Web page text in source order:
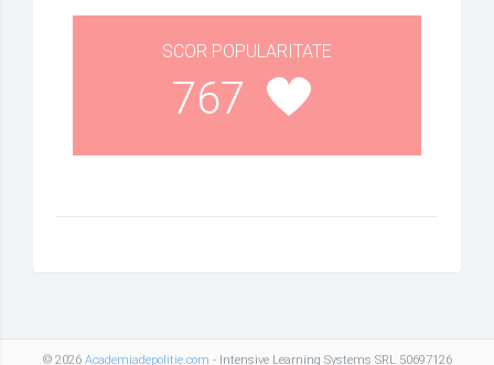
SCOR POPULARITATE
767
© 2026 Academiadepolitie.com - Intensive Learning Systems SRL 50697126